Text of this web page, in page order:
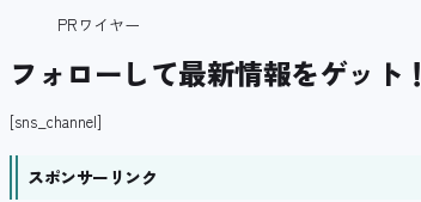
PRワイヤー
フォローして最新情報をゲット！
[sns_channel]
スポンサーリンク